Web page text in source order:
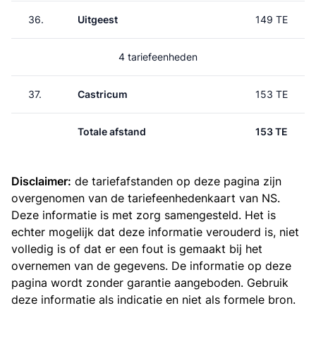
36. Uitgeest 149 TE
4 tariefeenheden
37. Castricum 153 TE
Totale afstand 153 TE
Disclaimer: de tariefafstanden op deze pagina zijn
overgenomen van de tariefeenhedenkaart van NS.
Deze informatie is met zorg samengesteld. Het is
echter mogelijk dat deze informatie verouderd is, niet
volledig is of dat er een fout is gemaakt bij het
overnemen van de gegevens. De informatie op deze
pagina wordt zonder garantie aangeboden. Gebruik
deze informatie als indicatie en niet als formele bron.